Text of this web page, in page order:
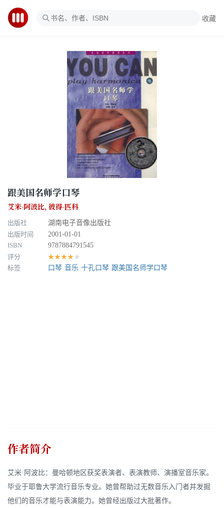
收藏
跟美国名师学口琴
艾米·阿波比, 彼得·匹科
出版社
湖南电子音像出版社
出版时间
2001-01-01
ISBN
9787884791545
评分
★★★★★
标签 口琴 音乐 十孔口琴 跟美国名师学口琴
作者简介
艾米·阿波比：曼哈顿地区获奖表演者、表演教师、演播室音乐家。
毕业于耶鲁大学流行音乐专业。她曾帮助过无数音乐入门者并发掘
他们的音乐才能与表演能力。她曾经出版过大批著作。